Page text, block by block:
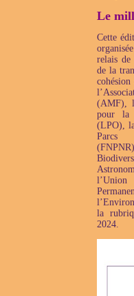
Le
Cette
relais de
de la
(AMF),
pour la
(LPO),
Parcs
l’Union
la
2024.